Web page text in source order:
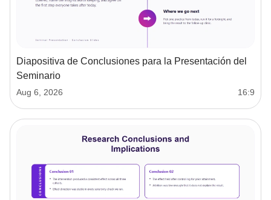
Diapositiva de Conclusiones para la Presentación del
Seminario
Aug 6, 2026 16:9